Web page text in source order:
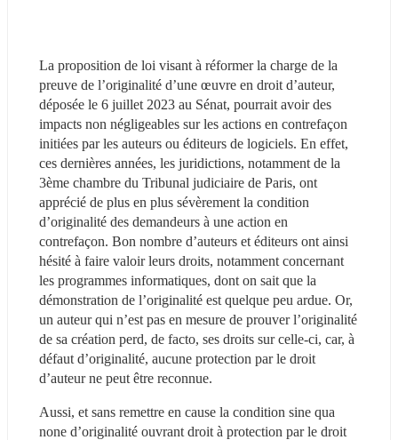
La proposition de loi visant à réformer la charge de la
preuve de l’originalité d’une œuvre en droit d’auteur,
déposée le 6 juillet 2023 au Sénat, pourrait avoir des
impacts non négligeables sur les actions en contrefaçon
initiées par les auteurs ou éditeurs de logiciels. En effet,
ces dernières années, les juridictions, notamment de la
3ème chambre du Tribunal judiciaire de Paris, ont
apprécié de plus en plus sévèrement la condition
d’originalité des demandeurs à une action en
contrefaçon. Bon nombre d’auteurs et éditeurs ont ainsi
hésité à faire valoir leurs droits, notamment concernant
les programmes informatiques, dont on sait que la
démonstration de l’originalité est quelque peu ardue. Or,
un auteur qui n’est pas en mesure de prouver l’originalité
de sa création perd, de facto, ses droits sur celle-ci, car, à
défaut d’originalité, aucune protection par le droit
d’auteur ne peut être reconnue.
Aussi, et sans remettre en cause la condition sine qua
none d’originalité ouvrant droit à protection par le droit